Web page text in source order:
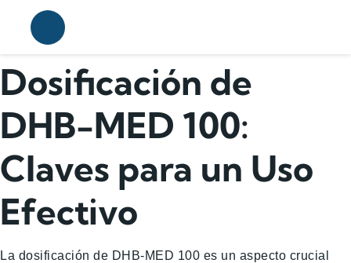
Dosificación de
DHB-MED 100:
Claves para un Uso
Efectivo
La dosificación de DHB-MED 100 es un aspecto crucial